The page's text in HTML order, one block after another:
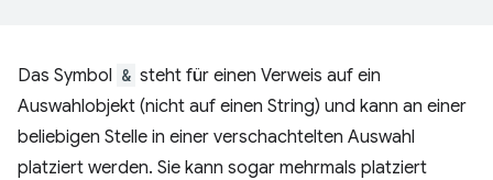
Das Symbol & steht für einen Verweis auf ein
Auswahlobjekt (nicht auf einen String) und kann an einer
beliebigen Stelle in einer verschachtelten Auswahl
platziert werden. Sie kann sogar mehrmals platziert